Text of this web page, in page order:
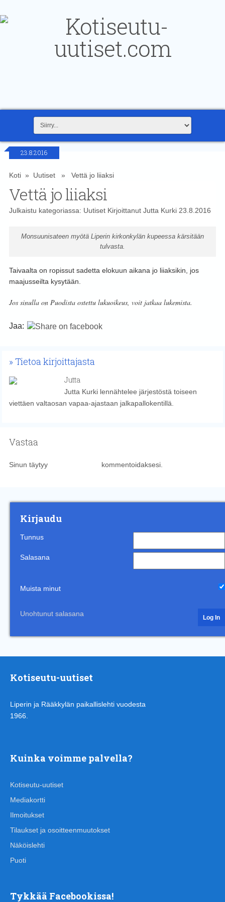
23.8.2016
Koti» Uutiset» Vettä jo liiaksi
Vettä jo liiaksi
Julkaistu kategoriassa: UutisetKirjoittanut Jutta Kurki23.8.2016
Monsuunisateen myötä Liperin kirkonkylän kupeessa kärsitään
tulvasta.
Taivaalta on ropissut sadetta elokuun aikana jo liiaksikin, jos
maajusseilta kysytään.
Jos sinulla on Puodista ostettu lukuoikeus, voit jatkaa lukemista.
Jaa:
Tietoa kirjoittajasta
Jutta
Jutta Kurki lennähtelee järjestöstä toiseen
viettäen valtaosan vapaa-ajastaan jalkapallokentillä.
Vastaa
Sinun täytyy kommentoidaksesi.
Kirjaudu
Tunnus
Salasana
Muista minut
Unohtunut salasana
Kotiseutu-uutiset
Liperin ja Rääkkylän paikallislehti vuodesta
1966.
Kuinka voimme palvella?
Kotiseutu-uutiset
Mediakortti
Ilmoitukset
Tilaukset ja osoitteenmuutokset
Näköislehti
Puoti
Tykkää Facebookissa!